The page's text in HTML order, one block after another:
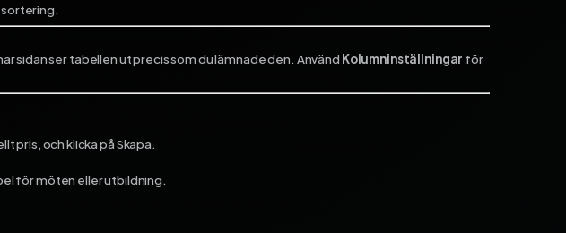
sortering.
sidan ser tabellen ut precis som du lämnade den. Använd Kolumninställningar för
pris, och klicka på Skapa.
för möten eller utbildning.